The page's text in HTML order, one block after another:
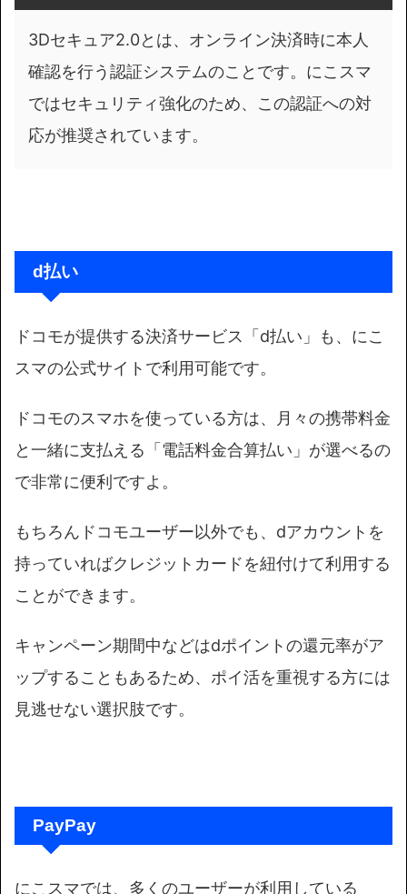
3Dセキュア2.0とは、オンライン決済時に本人
確認を行う認証システムのことです。にこスマ
ではセキュリティ強化のため、この認証への対
応が推奨されています。
d払い
ドコモが提供する決済サービス「d払い」も、にこ
スマの公式サイトで利用可能です。
ドコモのスマホを使っている方は、月々の携帯料金
と一緒に支払える「電話料金合算払い」が選べるの
で非常に便利ですよ。
もちろんドコモユーザー以外でも、dアカウントを
持っていればクレジットカードを紐付けて利用する
ことができます。
キャンペーン期間中などはdポイントの還元率がア
ップすることもあるため、ポイ活を重視する方には
見逃せない選択肢です。
PayPay
にこスマでは、多くのユーザーが利用している